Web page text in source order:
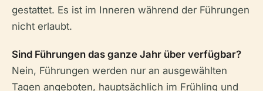
gestattet. Es ist im Inneren während der Führungen
nicht erlaubt.
Sind Führungen das ganze Jahr über verfügbar?
Nein, Führungen werden nur an ausgewählten
Tagen angeboten, hauptsächlich im Frühling und